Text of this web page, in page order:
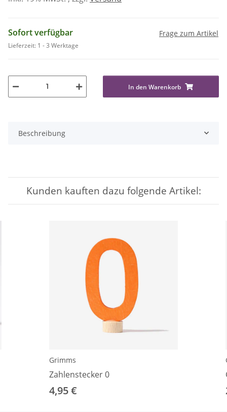
Sofort verfügbar
Lieferzeit: 1 - 3 Werktage
Frage zum Artikel
In den Warenkorb
Beschreibung
Kunden kauften dazu folgende Artikel:
Grimms
Zahlenstecker 0
4,95 €